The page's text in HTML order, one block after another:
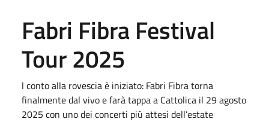
Fabri Fibra Festival
Tour 2025
l conto alla rovescia è iniziato: Fabri Fibra torna
finalmente dal vivo e farà tappa a Cattolica il 29 agosto
2025 con uno dei concerti più attesi dell’estate